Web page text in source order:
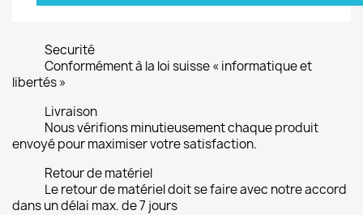
Securité
Conformément à la loi suisse « informatique et
libertés »
Livraison
Nous vérifions minutieusement chaque produit
envoyé pour maximiser votre satisfaction.
Retour de matériel
Le retour de matériel doit se faire avec notre accord
dans un délai max. de 7 jours